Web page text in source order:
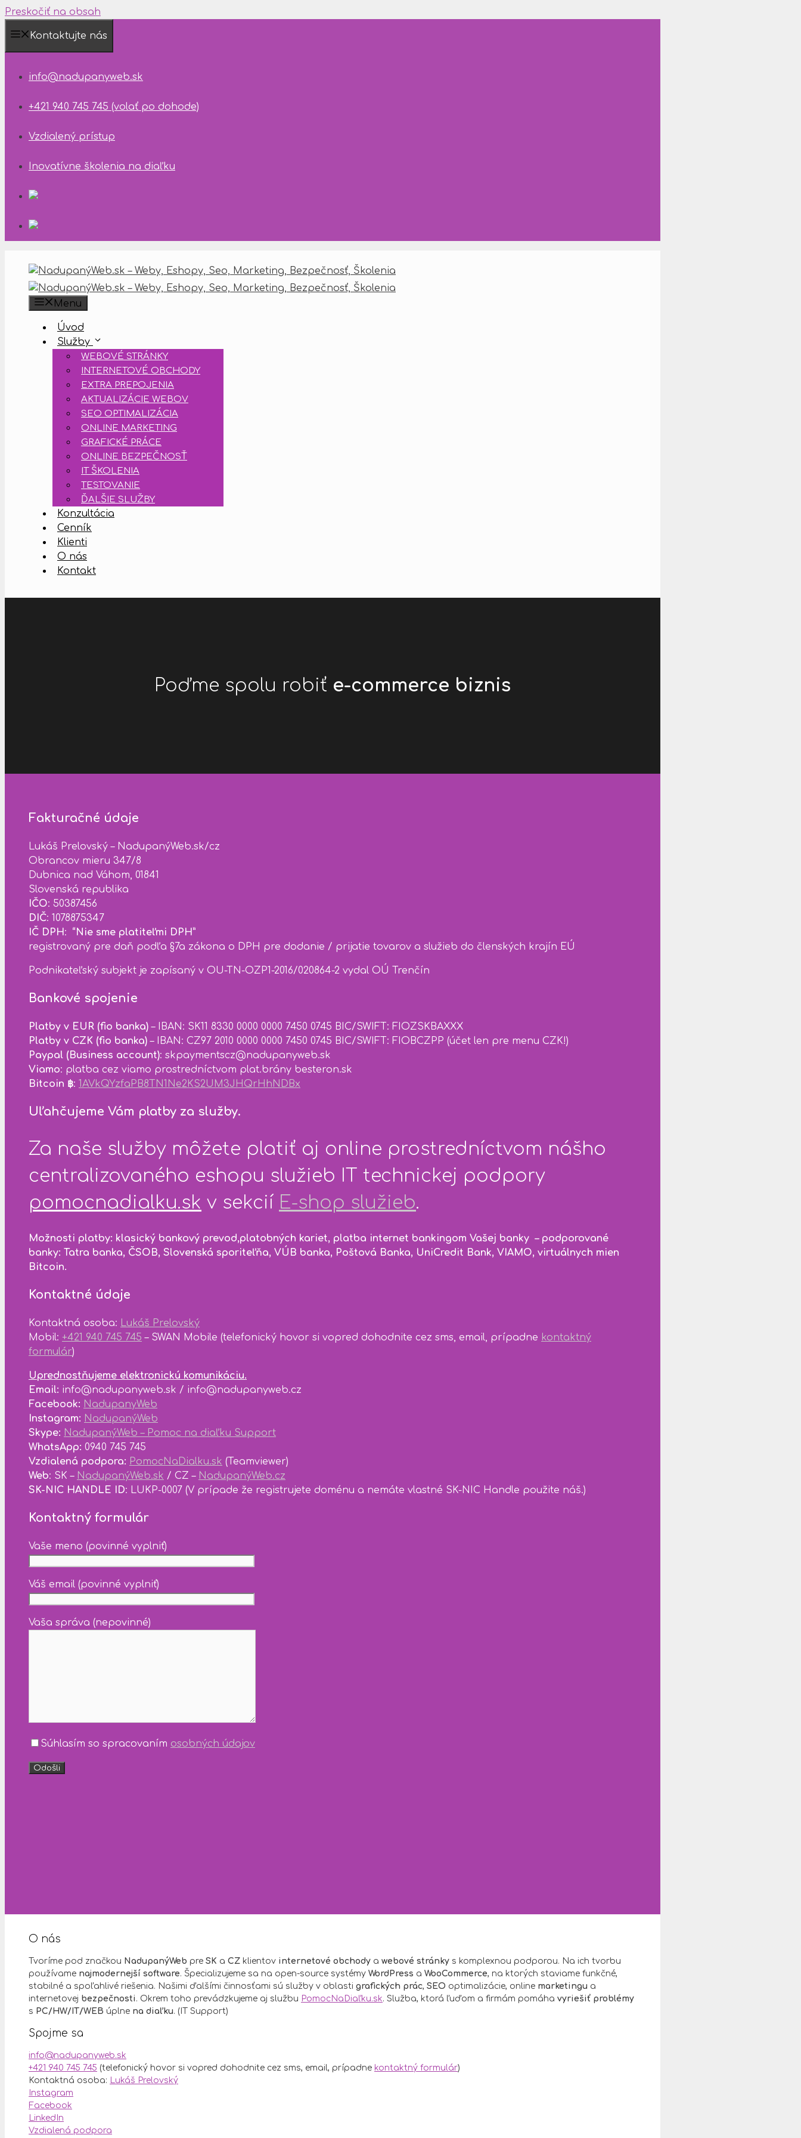
Preskočiť na obsah
Dostupnosť
technickej
podpory
10.08.2026
14.08.2026
Kontaktujte nás
info@nadupanyweb.sk
+421 940 745 745 (volať po dohode)
Vzdialený prístup
Inovatívne školenia na diaľku
Menu
Úvod
Služby
WEBOVÉ STRÁNKY
INTERNETOVÉ OBCHODY
EXTRA PREPOJENIA
AKTUALIZÁCIE WEBOV
SEO OPTIMALIZÁCIA
ONLINE MARKETING
GRAFICKÉ PRÁCE
ONLINE BEZPEČNOSŤ
IT ŠKOLENIA
TESTOVANIE
ĎALŠIE SLUŽBY
Konzultácia
Cenník
Klienti
O nás
Kontakt
Poďme spolu robiť e-commerce biznis
Fakturačné údaje
Lukáš Prelovský – NadupanýWeb.sk/cz
Obrancov mieru 347/8
Dubnica nad Váhom, 01841
Slovenská republika
IČO: 50387456
DIČ: 1078875347
IČ DPH: “Nie sme platiteľmi DPH”
registrovaný pre daň podľa §7a zákona o DPH pre dodanie / prijatie tovarov a služieb do členských krajín EÚ
Podnikateľský subjekt je zapísaný v OU-TN-OZP1-2016/020864-2 vydal OÚ Trenčín
Bankové spojenie
Platby v EUR (fio banka) – IBAN: SK11 8330 0000 0000 7450 0745 BIC/SWIFT: FIOZSKBAXXX
Platby v CZK (fio banka) – IBAN: CZ97 2010 0000 0000 7450 0745 BIC/SWIFT: FIOBCZPP (účet len pre menu CZK!)
Paypal (Business account): skpaymentscz@nadupanyweb.sk
Viamo: platba cez viamo prostredníctvom plat.brány besteron.sk
Bitcoin ฿: 1AVkQYzfaPB8TN1Ne2KS2UM3JHQrHhNDBx
Uľahčujeme Vám platby za služby.
Za naše služby môžete platiť aj online prostredníctvom nášho
centralizovaného eshopu služieb IT technickej podpory
pomocnadialku.sk v sekcií E-shop služieb.
Možnosti platby: klasický bankový prevod,platobných kariet, platba internet bankingom Vašej banky – podporované
banky: Tatra banka, ČSOB, Slovenská sporiteľňa, VÚB banka, Poštová Banka‎, UniCredit Bank, VIAMO, virtuálnych mien
Bitcoin.
Kontaktné údaje
Kontaktná osoba:
Lukáš Prelovský
Mobil: +421 940 745 745 – SWAN Mobile (telefonický hovor si vopred dohodnite cez sms, email, prípadne kontaktný
formulár)
Uprednostňujeme elektronickú komunikáciu.
Email: info@nadupanyweb.sk / info@nadupanyweb.cz
Facebook: NadupanyWeb
Instagram: NadupanýWeb
Skype: NadupanýWeb – Pomoc na diaľku Support
WhatsApp: 0940 745 745
Vzdialená podpora: PomocNaDialku.sk (Teamviewer)
Web: SK – NadupanýWeb.sk / CZ – NadupanýWeb.cz
SK-NIC HANDLE ID: LUKP-0007 (V prípade že registrujete doménu a nemáte vlastné SK-NIC Handle použite náš.)
Kontaktný formulár
Vaše meno (povinné vyplniť)
Váš email (povinné vyplniť)
Vaša správa (nepovinné)
Súhlasím so spracovaním osobných údajov
O nás
Tvoríme pod značkou NadupanýWeb pre SK a CZ klientov internetové obchody a webové stránky s komplexnou podporou. Na ich tvorbu
používame najmodernejší software. Špecializujeme sa na open-source systémy WordPress a WooCommerce, na ktorých staviame funkčné,
stabilné a spoľahlivé riešenia. Našimi ďalšími činnosťami sú služby v oblasti grafických prác, SEO optimalizácie, online marketingu a
internetovej bezpečnosti . Okrem toho prevádzkujeme aj službu PomocNaDiaľku.sk. Služba, ktorá ľuďom a firmám pomáha vyriešiť problémy
s PC/HW/IT/WEB úplne na diaľku. (IT Support)
Spojme sa
info@nadupanyweb.sk
+421 940 745 745 (telefonický hovor si vopred dohodnite cez sms, email, prípadne kontaktný formulár)
Kontaktná osoba: Lukáš Prelovský
Instagram
Facebook
LinkedIn
Vzdialená podpora